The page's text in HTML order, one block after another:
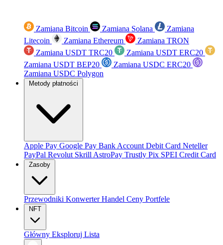
Zamiana Bitcoin Zamiana Solana
Zamiana
Litecoin
Zamiana Ethereum
Zamiana TRON
Zamiana USDT TRC20
Zamiana USDT ERC20
Zamiana USDT BEP20
Zamiana USDC ERC20
Zamiana USDC Polygon
Metody płatności
Apple Pay Google Pay Bank Account Debit Card Neteller
PayPal Revolut Skrill AstroPay Trustly Pix SPEI Credit Card
Zasoby
Przewodniki KonwerterHandel Ceny Portfele
NFT
Główny Eksploruj Lista